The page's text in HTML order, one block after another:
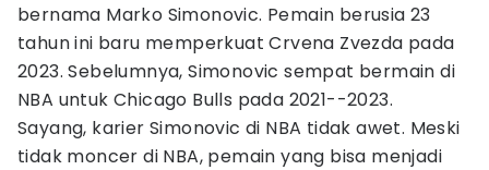
bernama Marko Simonovic. Pemain berusia 23
tahun ini baru memperkuat Crvena Zvezda pada
2023. Sebelumnya, Simonovic sempat bermain di
NBA untuk Chicago Bulls pada 2021--2023.
Sayang, karier Simonovic di NBA tidak awet. Meski
tidak moncer di NBA, pemain yang bisa menjadi